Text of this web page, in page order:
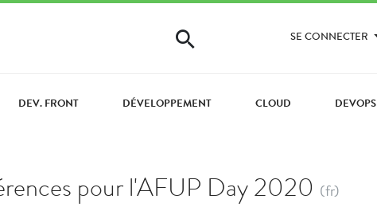
SE CONNECTER
DEV. FRONT DÉVELOPPEMENT CLOUD DEVOPS
pour l'AFUP Day 2020 (fr)